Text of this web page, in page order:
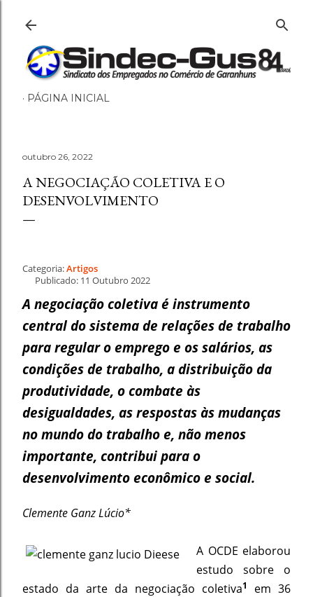
PÁGINA INICIAL
outubro 26, 2022
A NEGOCIAÇÃO COLETIVA E O
DESENVOLVIMENTO
Categoria:Artigos
Publicado: 11 Outubro 2022
A negociação coletiva é instrumento
central do sistema de relações de trabalho
para regular o emprego e os salários, as
condições de trabalho, a distribuição da
produtividade, o combate às
desigualdades, as respostas às mudanças
no mundo do trabalho e, não menos
importante, contribui para o
desenvolvimento econômico e social.
Clemente Ganz Lúcio*
A OCDE elaborou
estudo sobre o
estado da arte da negociação coletiva1
em 36